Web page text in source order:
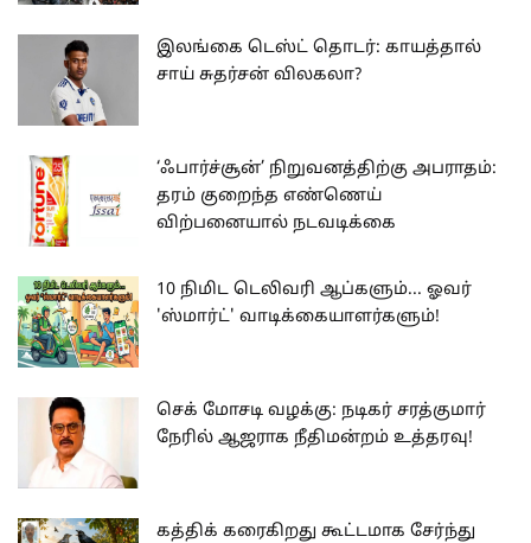
இலங்கை டெஸ்ட் தொடர்: காயத்தால்
சாய் சுதர்சன் விலகலா?
‘ஃபார்ச்சூன்’ நிறுவனத்திற்கு அபராதம்:
தரம் குறைந்த எண்ணெய்
விற்பனையால் நடவடிக்கை
10 நிமிட டெலிவரி ஆப்களும்... ஓவர்
'ஸ்மார்ட்' வாடிக்கையாளர்களும்!
செக் மோசடி வழக்கு: நடிகர் சரத்குமார்
நேரில் ஆஜராக நீதிமன்றம் உத்தரவு!
கத்திக் கரைகிறது கூட்டமாக சேர்ந்து